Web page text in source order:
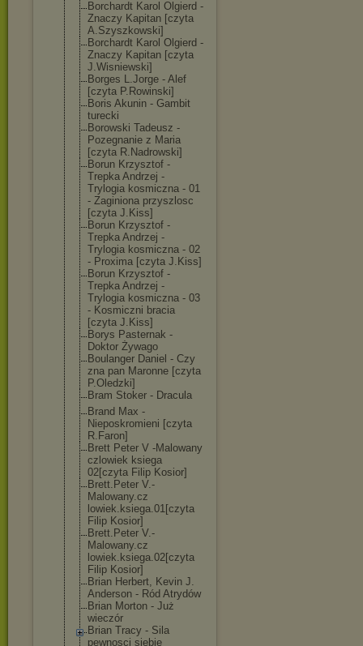
Borchardt Karol Olgierd -
Znaczy Kapitan [czyta
A.Szyszkowski]
Borchardt Karol Olgierd -
Znaczy Kapitan [czyta
J.Wisniewski]
Borges L.Jorge - Alef
[czyta P.Rowinski]
Boris Akunin - Gambit
turecki
Borowski Tadeusz -
Pozegnanie z Maria
[czyta R.Nadrowski]
Borun Krzysztof -
Trepka Andrzej -
Trylogia kosmiczna - 01
- Zaginiona przyszlosc
[czyta J.Kiss]
Borun Krzysztof -
Trepka Andrzej -
Trylogia kosmiczna - 02
- Proxima [czyta J.Kiss]
Borun Krzysztof -
Trepka Andrzej -
Trylogia kosmiczna - 03
- Kosmiczni bracia
[czyta J.Kiss]
Borys Pasternak -
Doktor Żywago
Boulanger Daniel - Czy
zna pan Maronne [czyta
P.Oledzki]
Bram Stoker - Dracula
Brand Max -
Nieposkromieni [czyta
R.Faron]
Brett Peter V -Malowany
czlowiek ksiega
02[czyta Filip Kosior]
Brett.Peter V.-
Malowany.cz
lowiek.ksiega.01[czyta
Filip Kosior]
Brett.Peter V.-
Malowany.cz
lowiek.ksiega.02[czyta
Filip Kosior]
Brian Herbert, Kevin J.
Anderson - Ród Atrydów
Brian Morton - Już
wieczór
Brian Tracy - Sila
pewnosci siebie